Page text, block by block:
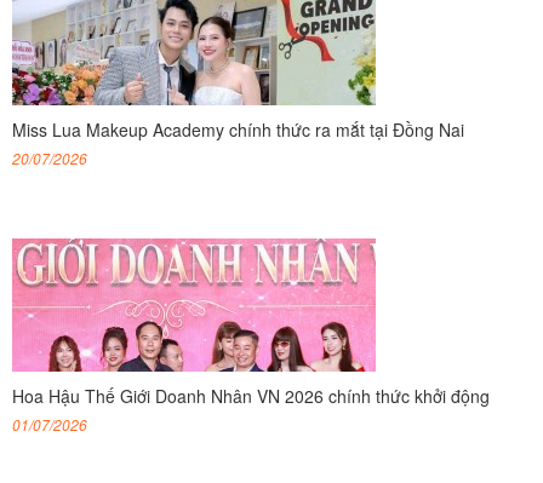
Miss Lua Makeup Academy chính thức ra mắt tại Đồng Nai
20/07/2026
Hoa Hậu Thế Giới Doanh Nhân VN 2026 chính thức khởi động
01/07/2026